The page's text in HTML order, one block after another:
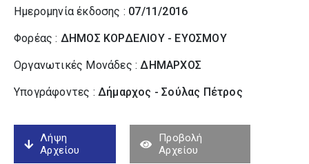
Ημερομηνία έκδοσης : 07/11/2016
Φορέας : ΔΗΜΟΣ ΚΟΡΔΕΛΙΟΥ - ΕΥΟΣΜΟΥ
Οργανωτικές Μονάδες :ΔΗΜΑΡΧΟΣ
Υπογράφοντες : Δήμαρχος - Σούλας Πέτρος
Λήψη
Αρχείου
Προβολή
Αρχείου